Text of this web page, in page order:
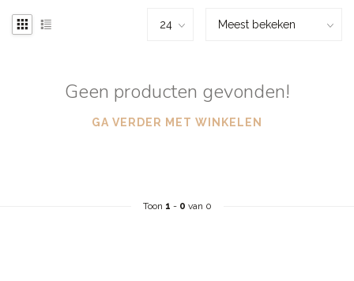
Geen producten gevonden!
GA VERDER MET WINKELEN
Toon 1 - 0 van 0